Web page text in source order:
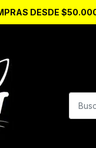
DESDE